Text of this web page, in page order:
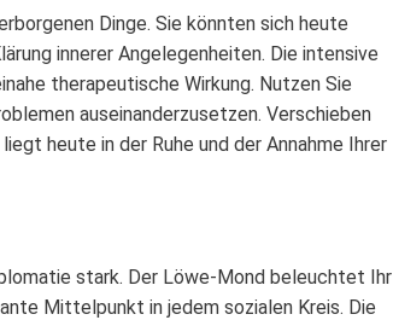
Dinge. Sie könnten sich heute
innerer Angelegenheiten. Die intensive
therapeutische Wirkung. Nutzen Sie
auseinanderzusetzen. Verschieben
heute in der Ruhe und der Annahme Ihrer
stark. Der Löwe-Mond beleuchtet Ihr
Mittelpunkt in jedem sozialen Kreis. Die